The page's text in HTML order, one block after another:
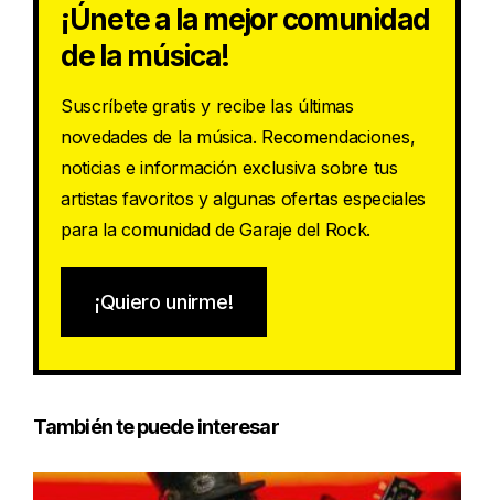
¡Únete a la mejor comunidad
de la música!
Suscríbete gratis y recibe las últimas
novedades de la música. Recomendaciones,
noticias e información exclusiva sobre tus
artistas favoritos y algunas ofertas especiales
para la comunidad de Garaje del Rock.
¡Quiero unirme!
También te puede interesar